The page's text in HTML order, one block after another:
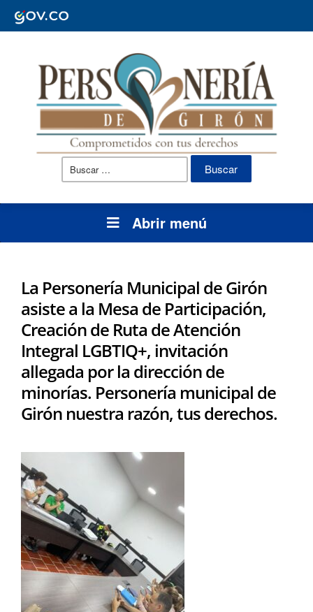
Buscar:
Abrir menú
La Personería Municipal de Girón
asiste a la Mesa de Participación,
Creación de Ruta de Atención
Integral LGBTIQ+, invitación
allegada por la dirección de
minorías. Personería municipal de
Girón nuestra razón, tus derechos.